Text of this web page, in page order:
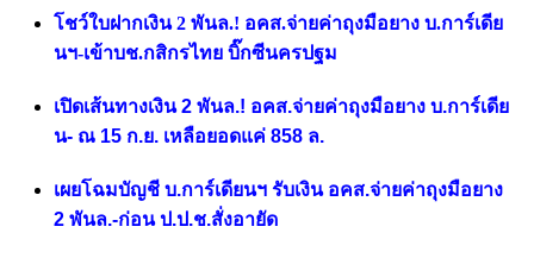
โชว์ใบฝากเงิน 2 พันล.! อคส.จ่ายค่าถุงมือยาง บ.การ์เดีย
นฯ-เข้าบช.กสิกรไทย บิ๊กซีนครปฐม
เปิดเส้นทางเงิน 2 พันล.! อคส.จ่ายค่าถุงมือยาง บ.การ์เดีย
น- ณ 15 ก.ย. เหลือยอดแค่ 858 ล.
เผยโฉมบัญชี บ.การ์เดียนฯ รับเงิน อคส.จ่ายค่าถุงมือยาง
2 พันล.-ก่อน ป.ป.ช.สั่งอายัด